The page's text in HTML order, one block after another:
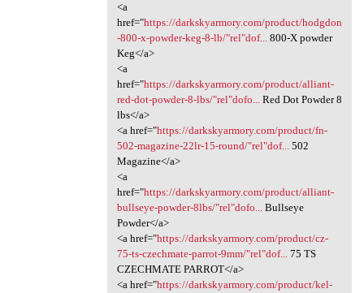
<a
href="https://darkskyarmory.com/product/hodgdon
-800-x-powder-keg-8-lb/"rel"dof...800-X powder
Keg</a>
<a
href="https://darkskyarmory.com/product/alliant-
red-dot-powder-8-lbs/"rel"dofo...Red Dot Powder 8
lbs</a>
<a href="https://darkskyarmory.com/product/fn-
502-magazine-22lr-15-round/"rel"dof...502
Magazine</a>
<a
href="https://darkskyarmory.com/product/alliant-
bullseye-powder-8lbs/"rel"dofo...Bullseye
Powder</a>
<a href="https://darkskyarmory.com/product/cz-
75-ts-czechmate-parrot-9mm/"rel"dof...75 TS
CZECHMATE PARROT</a>
<a href="https://darkskyarmory.com/product/kel-